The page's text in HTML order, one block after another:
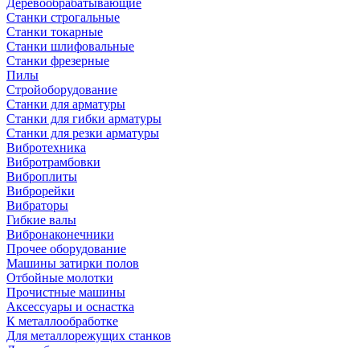
Деревообрабатывающие
Станки строгальные
Станки токарные
Станки шлифовальные
Станки фрезерные
Пилы
Стройоборудование
Станки для арматуры
Станки для гибки арматуры
Станки для резки арматуры
Вибротехника
Вибротрамбовки
Виброплиты
Виброрейки
Вибраторы
Гибкие валы
Вибронаконечники
Прочее оборудование
Машины затирки полов
Отбойные молотки
Прочистные машины
Аксeccyapы и оснастка
К металлообработке
Для металлорежущих станков